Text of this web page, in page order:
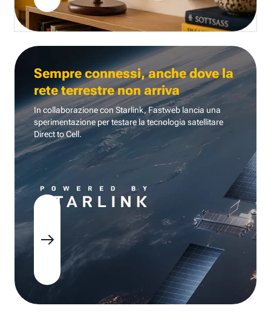
Sempre connessi, anche dove la
rete terrestre non arriva
In collaborazione con Starlink, Fastweb lancia una
sperimentazione per testare la tecnologia satellitare
Direct to Cell.